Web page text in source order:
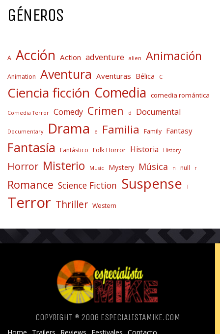
GÉNEROS
A Acción Action adventure alien Animación
Animation Aventura Aventuras Bélica C
Ciencia ficción Comedia comedia romántica
Comedia Terror Comedy Crimen d Documental
Documentary Drama e Familia Family Fantasy
Fantasía Fantástico Folk Horror Historia History
Horror Misterio Music Mystery Música n null r
Romance Science Fiction Suspense T
Terror Thriller Western
COPYRIGHT ® 2008 ESPECIALISTAMIKE.COM